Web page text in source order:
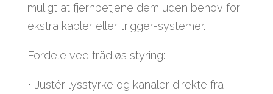
muligt at fjernbetjene dem uden behov for
ekstra kabler eller trigger-systemer.
Fordele ved trådløs styring:
• Justér lysstyrke og kanaler direkte fra